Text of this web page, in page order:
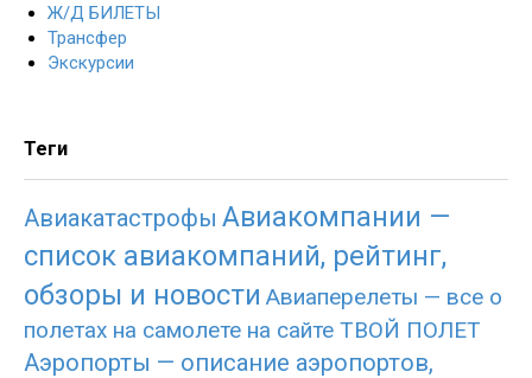
Ж/Д БИЛЕТЫ
Трансфер
Экскурсии
Теги
Авиакатастрофы Авиакомпании —
список авиакомпаний, рейтинг,
обзоры и новости Авиаперелеты — все о
полетах на самолете на сайте ТВОЙ ПОЛЕТ
Аэропорты — описание аэропортов,